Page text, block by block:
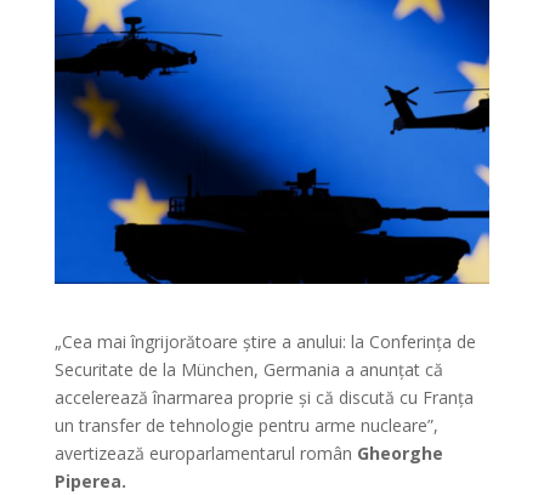
„Cea mai îngrijorătoare știre a anului: la Conferința de
Securitate de la München, Germania a anunțat că
accelerează înarmarea proprie și că discută cu Franța
un transfer de tehnologie pentru arme nucleare”,
avertizează europarlamentarul român Gheorghe
Piperea.